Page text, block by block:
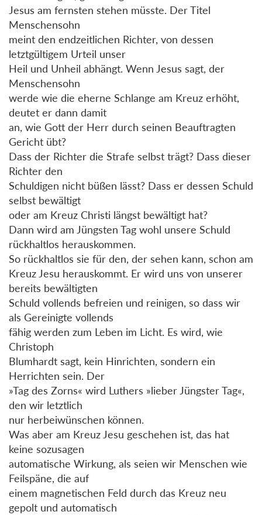
Jesus am fernsten stehen müsste. Der Titel
Menschensohn
meint den endzeitlichen Richter, von dessen
letztgültigem Urteil unser
Heil und Unheil abhängt. Wenn Jesus sagt, der
Menschensohn
werde wie die eherne Schlange am Kreuz erhöht,
deutet er dann damit
an, wie Gott der Herr durch seinen Beauftragten
Gericht übt?
Dass der Richter die Strafe selbst trägt? Dass dieser
Richter den
Schuldigen nicht büßen lässt? Dass er dessen Schuld
selbst bewältigt
oder am Kreuz Christi längst bewältigt hat?
Dann wird am Jüngsten Tag wohl unsere Schuld
rückhaltlos herauskommen.
So rückhaltlos sie für den, der sehen kann, schon am
Kreuz Jesu herauskommt. Er wird uns von unserer
bereits bewältigten
Schuld vollends befreien und reinigen, so dass wir
als Gereinigte vollends
fähig werden zum Leben im Licht. Es wird, wie
Christoph
Blumhardt sagt, kein Hinrichten, sondern ein
Herrichten sein. Der
»Tag des Zorns« wird Luthers »lieber Jüngster Tag«,
den wir letztlich
nur herbeiwünschen können.
Was aber am Kreuz Jesu geschehen ist, das hat
keine sozusagen
automatische Wirkung, als seien wir Menschen wie
Feilspäne, die auf
einem magnetischen Feld durch das Kreuz neu
gepolt und automatisch